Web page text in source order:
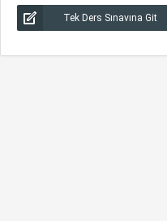
Tek Ders Sınavına Git